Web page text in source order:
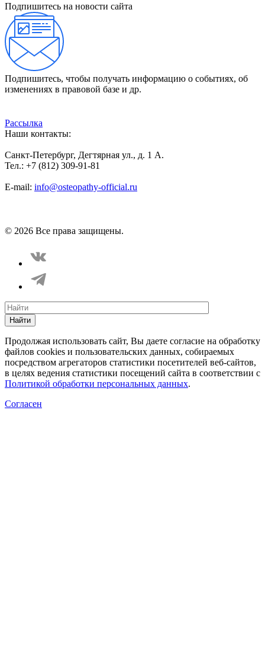
Подпишитесь на новости сайта
Подпишитесь, чтобы получать информацию о событиях, об
изменениях в правовой базе и др.
Рассылка
Наши контакты:
Санкт-Петербург, Дегтярная ул., д. 1 А.
Тел.: +7 (812) 309-91-81
E-mail: info@osteopathy-official.ru
© 2026 Все права защищены.
Найти
Продолжая использовать сайт, Вы даете согласие на обработку
файлов cookies и пользовательских данных, собираемых
посредством агрегаторов статистики посетителей веб-сайтов,
в целях ведения статистики посещений сайта в соответствии с
Политикой обработки персональных данных.
Согласен